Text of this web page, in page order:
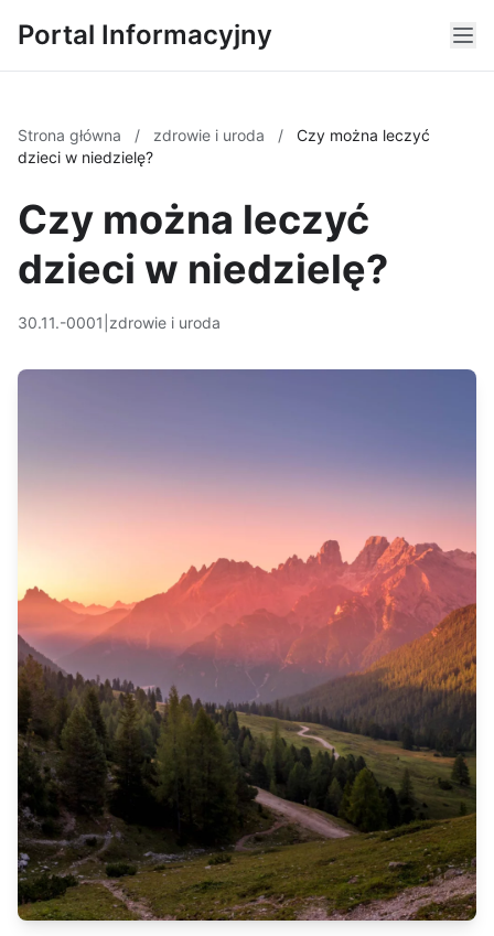
Portal Informacyjny
Strona główna / zdrowie i uroda /
Czy można leczyć
dzieci w niedzielę?
Czy można leczyć
dzieci w niedzielę?
30.11.-0001 zdrowie i uroda